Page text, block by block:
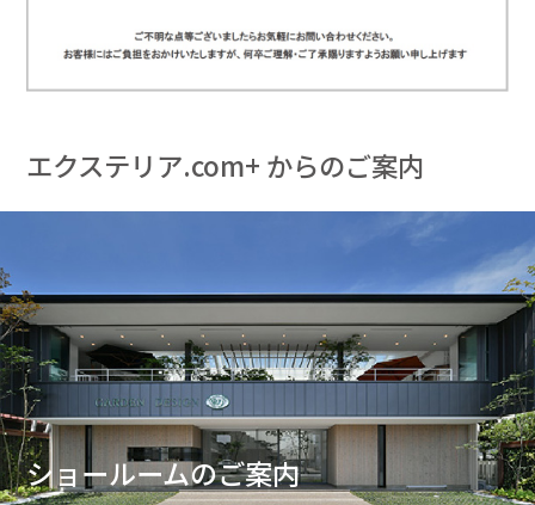
エクステリア.com+ からのご案内
ショールームのご案内